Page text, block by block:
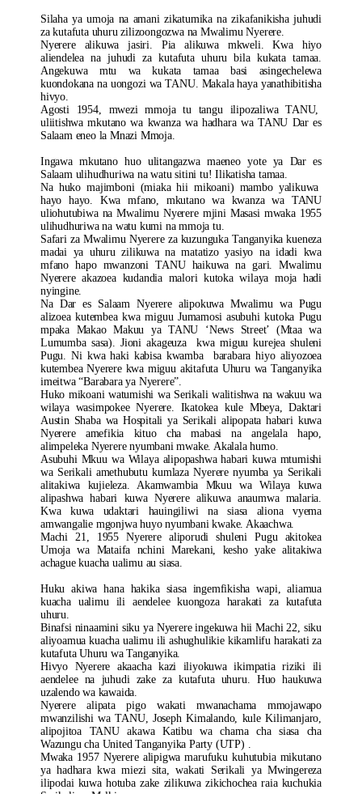
Silaha ya umoja na amani zikatumika na zikafanikisha juhudi
za kutafuta uhuru zilizoongozwa na Mwalimu Nyerere.
Nyerere alikuwa jasiri. Pia alikuwa mkweli. Kwa hiyo
aliendelea na juhudi za kutafuta uhuru bila kukata tamaa.
Angekuwa mtu wa kukata tamaa basi asingechelewa
kuondokana na uongozi wa TANU. Makala haya yanathibitisha
hivyo.
Agosti 1954, mwezi mmoja tu tangu ilipozaliwa TANU,
uliitishwa mkutano wa kwanza wa hadhara wa TANU Dar es
Salaam eneo la Mnazi Mmoja.
Ingawa mkutano huo ulitangazwa maeneo yote ya Dar es
Salaam ulihudhuriwa na watu sitini tu! Ilikatisha tamaa.
Na huko majimboni (miaka hii mikoani) mambo yalikuwa
hayo hayo. Kwa mfano, mkutano wa kwanza wa TANU
uliohutubiwa na Mwalimu Nyerere mjini Masasi mwaka 1955
ulihudhuriwa na watu kumi na mmoja tu.
Safari za Mwalimu Nyerere za kuzunguka Tanganyika kueneza
madai ya uhuru zilikuwa na matatizo yasiyo na idadi kwa
mfano hapo mwanzoni TANU haikuwa na gari. Mwalimu
Nyerere akazoea kudandia malori kutoka wilaya moja hadi
nyingine.
Na Dar es Salaam Nyerere alipokuwa Mwalimu wa Pugu
alizoea kutembea kwa miguu Jumamosi asubuhi kutoka Pugu
mpaka Makao Makuu ya TANU ‘News Street’ (Mtaa wa
Lumumba sasa). Jioni akageuza kwa miguu kurejea shuleni
Pugu. Ni kwa haki kabisa kwamba barabara hiyo aliyozoea
kutembea Nyerere kwa miguu akitafuta Uhuru wa Tanganyika
imeitwa “Barabara ya Nyerere”.
Huko mikoani watumishi wa Serikali walitishwa na wakuu wa
wilaya wasimpokee Nyerere. Ikatokea kule Mbeya, Daktari
Austin Shaba wa Hospitali ya Serikali alipopata habari kuwa
Nyerere amefikia kituo cha mabasi na angelala hapo,
alimpeleka Nyerere nyumbani mwake. Akalala humo.
Asubuhi Mkuu wa Wilaya alipopashwa habari kuwa mtumishi
wa Serikali amethubutu kumlaza Nyerere nyumba ya Serikali
alitakiwa kujieleza. Akamwambia Mkuu wa Wilaya kuwa
alipashwa habari kuwa Nyerere alikuwa anaumwa malaria.
Kwa kuwa udaktari hauingiliwi na siasa aliona vyema
amwangalie mgonjwa huyo nyumbani kwake. Akaachwa.
Machi 21, 1955 Nyerere aliporudi shuleni Pugu akitokea
Umoja wa Mataifa nchini Marekani, kesho yake alitakiwa
achague kuacha ualimu au siasa.
Huku akiwa hana hakika siasa ingemfikisha wapi, aliamua
kuacha ualimu ili aendelee kuongoza harakati za kutafuta
uhuru.
Binafsi ninaamini siku ya Nyerere ingekuwa hii Machi 22, siku
aliyoamua kuacha ualimu ili ashughulikie kikamlifu harakati za
kutafuta Uhuru wa Tanganyika.
Hivyo Nyerere akaacha kazi iliyokuwa ikimpatia riziki ili
aendelee na juhudi zake za kutafuta uhuru. Huo haukuwa
uzalendo wa kawaida.
Nyerere alipata pigo wakati mwanachama mmojawapo
mwanzilishi wa TANU, Joseph Kimalando, kule Kilimanjaro,
alipojitoa TANU akawa Katibu wa chama cha siasa cha
Wazungu cha United Tanganyika Party (UTP) .
Mwaka 1957 Nyerere alipigwa marufuku kuhutubia mikutano
ya hadhara kwa miezi sita, wakati Serikali ya Mwingereza
ilipodai kuwa hotuba zake zilikuwa zikichochea raia kuchukia